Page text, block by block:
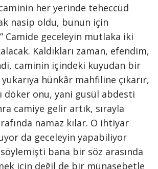
her yerinde teheccüd
nasip oldu, bunun için
Camide geceleyin mutlaka iki
Kaldıkları zaman, efendim,
caminin içindeki kuyudan bir
hünkâr mahfiline çıkarır,
döker onu, yani gusül abdesti
camiye gelir artık, sırayla
namaz kılar. O ihtiyar
da geceleyin yapabiliyor
bana bir söz arasında
için değil de bir münasebetle